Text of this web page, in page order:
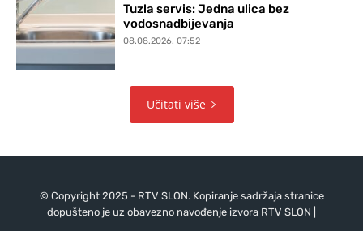
Tuzla servis: Jedna ulica bez
vodosnadbijevanja
08.08.2026. 07:52
Učitati više
© Copyright 2025 - RTV SLON. Kopiranje sadržaja stranice
dopušteno je uz obavezno navođenje izvora RTV SLON |